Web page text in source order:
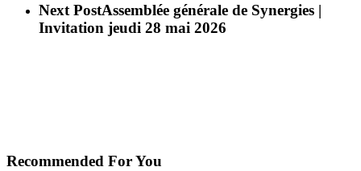
Next PostAssemblée générale de Synergies |
Invitation jeudi 28 mai 2026
Recommended For You